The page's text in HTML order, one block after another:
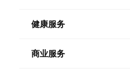
健康服务
商业服务